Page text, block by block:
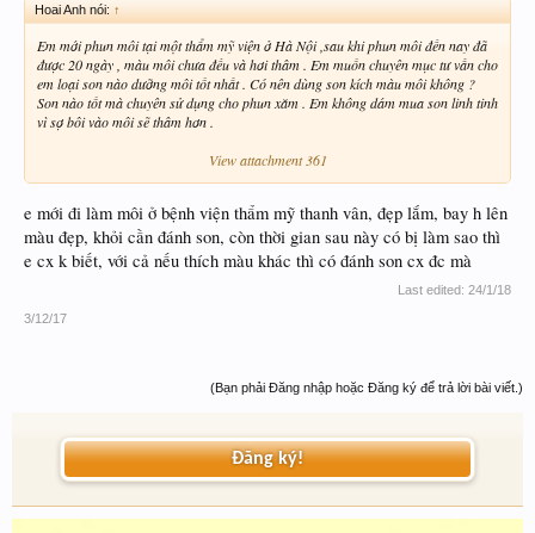
Hoai Anh nói: ↑
Em mới phun môi tại một thẩm mỹ viện ở Hà Nội ,sau khi phun môi đến nay đã
được 20 ngày , màu môi chưa đều và hơi thâm . Em muốn chuyên mục tư vấn cho
em loại son nào dưỡng môi tốt nhất . Có nên dùng son kích màu môi không ?
Son nào tốt mà chuyên sử dụng cho phun xăm . Em không dám mua son linh tinh
vì sợ bôi vào môi sẽ thâm hơn .
View attachment 361
e mới đi làm môi ở bệnh viện thẩm mỹ thanh vân, đẹp lắm, bay h lên
màu đẹp, khỏi cần đánh son, còn thời gian sau này có bị làm sao thì
e cx k biết, với cả nếu thích màu khác thì có đánh son cx đc mà
Last edited: 24/1/18
3/12/17
(Bạn phải Đăng nhập hoặc Đăng ký để trả lời bài viết.)
Đăng ký!